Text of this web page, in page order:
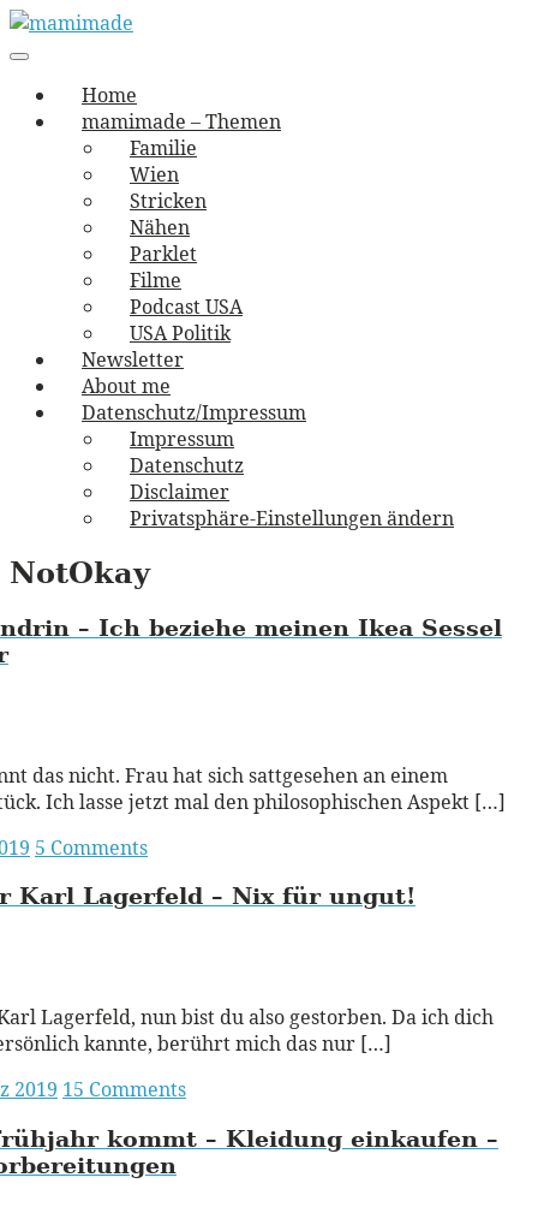
Skip
to
mamimade
vernäht und zugetextet
navigation
Menu
Home
mamimade – Themen
Familie
Wien
Stricken
Nähen
Parklet
Filme
Podcast USA
USA Politik
Newsletter
About me
Datenschutz/Impressum
Impressum
Datenschutz
Disclaimer
Privatsphäre-Einstellungen ändern
NotOkay
– Ich beziehe meinen Ikea Sessel
das nicht. Frau hat sich sattgesehen an einem
Ich lasse jetzt mal den philosophischen Aspekt […]
5 Comments
Karl Lagerfeld – Nix für ungut!
Lagerfeld, nun bist du also gestorben. Da ich dich
kannte, berührt mich das nur […]
2019 15 Comments
kommt – Kleidung einkaufen –